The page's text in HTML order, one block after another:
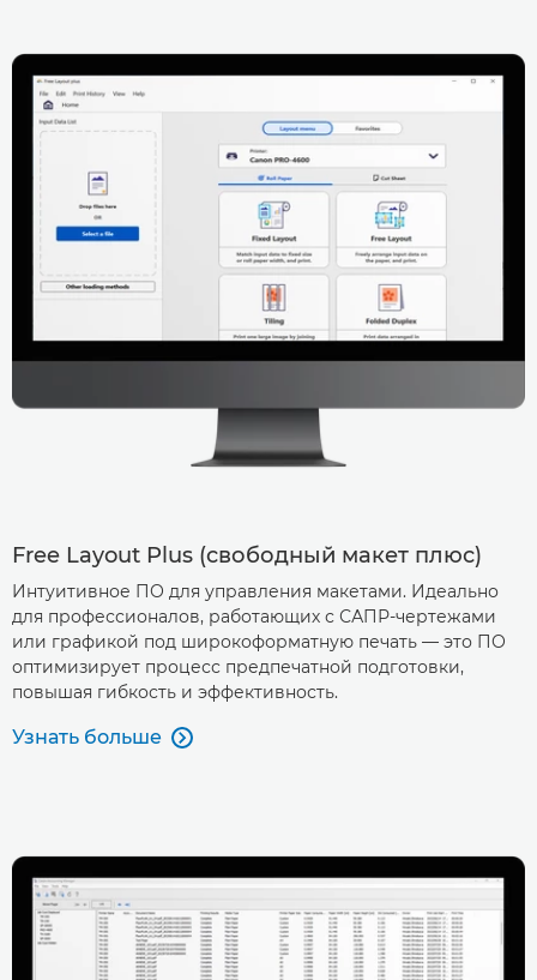
Free Layout Plus (свободный макет плюс)
Интуитивное ПО для управления макетами. Идеально
для профессионалов, работающих с САПР-чертежами
или графикой под широкоформатную печать — это ПО
оптимизирует процесс предпечатной подготовки,
повышая гибкость и эффективность.
Узнать больше 